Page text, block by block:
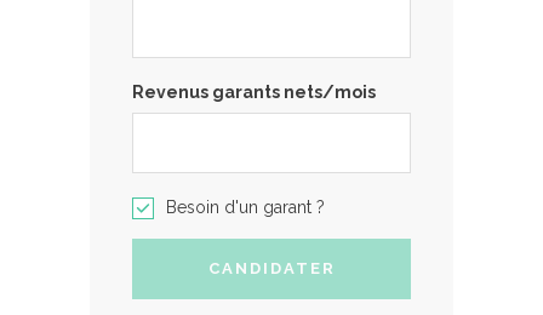
Revenus garants nets/mois
Besoin d'un garant ?